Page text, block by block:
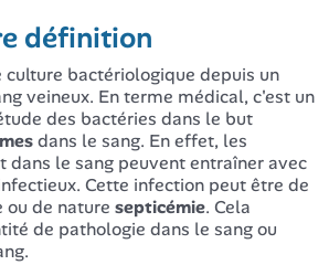
définition
culture bactériologique depuis un
veineux. En terme médical, c'est un
des bactéries dans le but
dans le sang. En effet, les
dans le sang peuvent entraîner avec
Cette infection peut être de
de nature septicémie. Cela
de pathologie dans le sang ou